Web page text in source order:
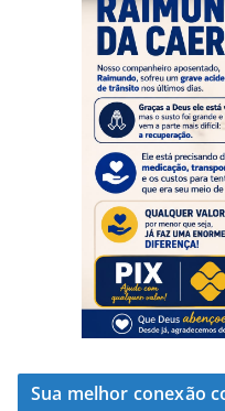
Sua melhor conexão